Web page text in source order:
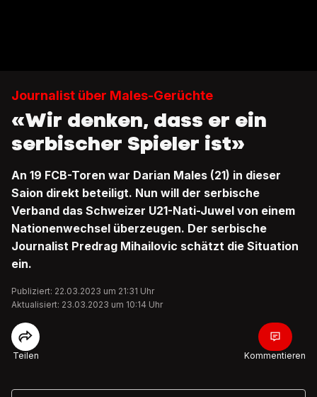
Journalist über Males-Gerüchte
«Wir denken, dass er ein
serbischer Spieler ist»
An 19 FCB-Toren war Darian Males (21) in dieser
Saion direkt beteiligt. Nun will der serbische
Verband das Schweizer U21-Nati-Juwel von einem
Nationenwechsel überzeugen. Der serbische
Journalist Predrag Mihailovic schätzt die Situation
ein.
Publiziert: 22.03.2023 um 21:31 Uhr
Aktualisiert: 23.03.2023 um 10:14 Uhr
Teilen Kommentieren